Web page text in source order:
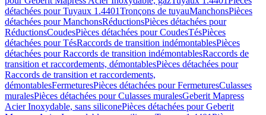
détachées pour Tuyaux 1.4401Tronçons de tuyauManchonsPièces
détachées pour ManchonsRéductionsPièces détachées pour
RéductionsCoudesPièces détachées pour CoudesTésPièces
détachées pour TésRaccords de transition indémontablesPièces
détachées pour Raccords de transition indémontablesRaccords de
transition et raccordements, démontablesPièces détachées pour
Raccords de transition et raccordements,
démontablesFermeturesPièces détachées pour FermeturesCulasses
muralesPièces détachées pour Culasses muralesGeberit Mapress
Acier Inoxydable, sans siliconePièces détachées pour Geberit